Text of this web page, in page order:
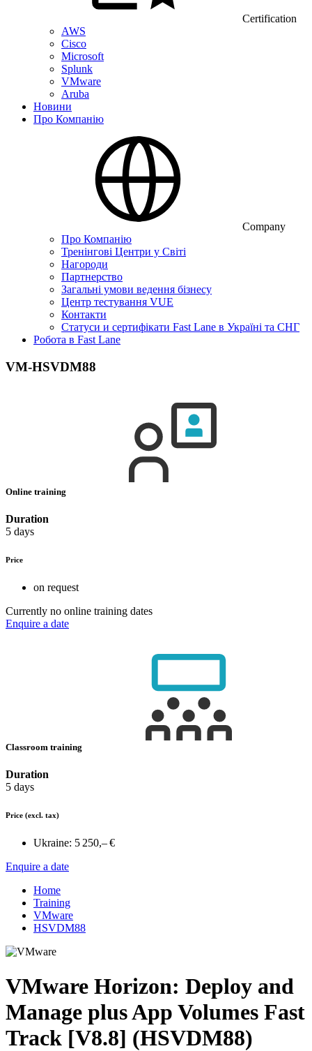
Certification
AWS
Cisco
Microsoft
Splunk
VMware
Aruba
Новини
Про Компанію
Company
Про Компанію
Тренінгові Центри у Світі
Нагороди
Партнерство
Загальні умови ведення бізнесу
Центр тестування VUE
Контакти
Статуси и сертифікати Fast Lane в Україні та СНГ
Робота в Fast Lane
VM-HSVDM88
Online training
Duration
5 days
Price
on request
Currently no online training dates
Enquire a date
Classroom training
Duration
5 days
Price (excl. tax)
Ukraine: 5 250,– €
Enquire a date
Home
Training
VMware
HSVDM88
VMware Horizon: Deploy and
Manage plus App Volumes Fast
Track [V8.8] (HSVDM88)